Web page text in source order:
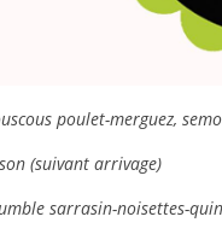
poulet-merguez,
(suivant arrivage)
sarrasin-noisettes-